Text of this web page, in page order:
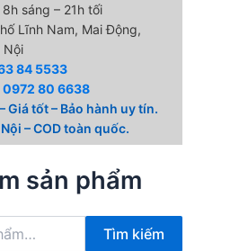
8h sáng – 21h tối
Lĩnh Nam, Mai Động,
Nội
84 5533
0972 80 6638
Giá tốt – Bảo hành uy tín.
– COD toàn quốc.
sản phẩm
Tìm kiếm